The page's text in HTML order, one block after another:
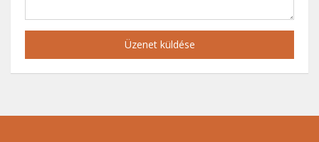
Üzenet küldése